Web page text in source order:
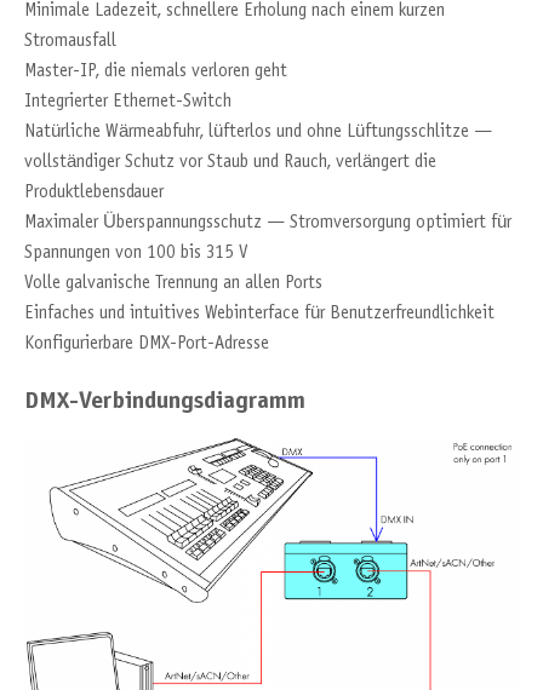
Minimale Ladezeit, schnellere Erholung nach einem kurzen
Stromausfall
Master-IP, die niemals verloren geht
Integrierter Ethernet-Switch
Natürliche Wärmeabfuhr, lüfterlos und ohne Lüftungsschlitze —
vollständiger Schutz vor Staub und Rauch, verlängert die
Produktlebensdauer
Maximaler Überspannungsschutz — Stromversorgung optimiert für
Spannungen von 100 bis 315 V
Volle galvanische Trennung an allen Ports
Einfaches und intuitives Webinterface für Benutzerfreundlichkeit
Konfigurierbare DMX-Port-Adresse
DMX-Verbindungsdiagramm